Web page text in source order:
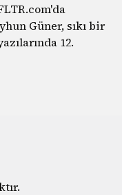
Güner, sıkı bir
12.